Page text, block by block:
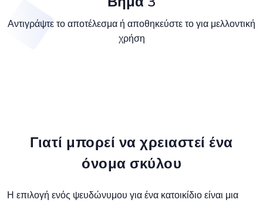
Αντιγράψτε το αποτέλεσμα ή αποθηκεύστε το για μελλοντική
χρήση
Γιατί μπορεί να χρειαστεί ένα
όνομα σκύλου
Η επιλογή ενός ψευδώνυμου για ένα κατοικίδιο είναι μια